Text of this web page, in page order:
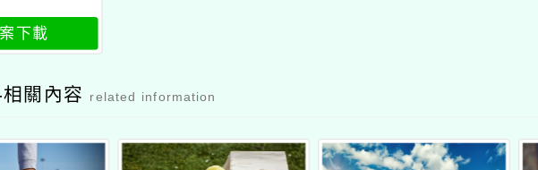
下載
關內容 related information